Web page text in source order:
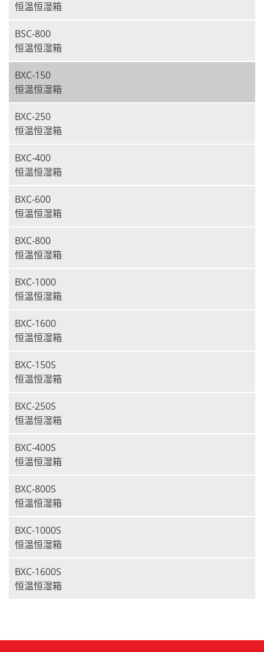
恒温恒湿箱
BSC-800
恒温恒湿箱
BXC-150
恒温恒湿箱
BXC-250
恒温恒湿箱
BXC-400
恒温恒湿箱
BXC-600
恒温恒湿箱
BXC-800
恒温恒湿箱
BXC-1000
恒温恒湿箱
BXC-1600
恒温恒湿箱
BXC-150S
恒温恒湿箱
BXC-250S
恒温恒湿箱
BXC-400S
恒温恒湿箱
BXC-800S
恒温恒湿箱
BXC-1000S
恒温恒湿箱
BXC-1600S
恒温恒湿箱